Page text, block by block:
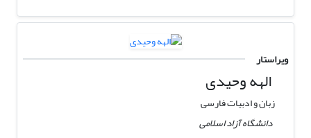
ویراستار
الهه وحیدی
زبان و ادبیات فارسی
دانشگاه آزاد اسلامی